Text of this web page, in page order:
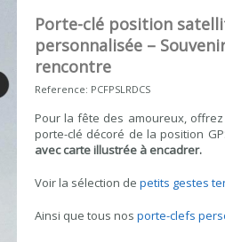
Porte-clé position
personnalisée –
rencontre
Reference: PCFPSLRDCS
Pour la fête des amoureux,
porte-clé décoré de la position
avec carte illustrée à encadrer.
Voir la sélection de petits gestes
Ainsi que tous nos porte-clefs